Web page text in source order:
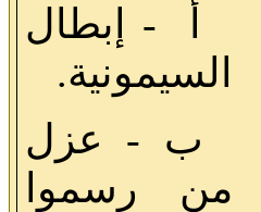
أ - إبطال
السيمونية.
ب - عزل
من رسموا